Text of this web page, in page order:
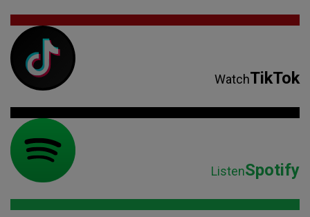
WatchTikTok
ListenSpotify